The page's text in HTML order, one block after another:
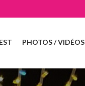
PHOTOS / VIDÉOS